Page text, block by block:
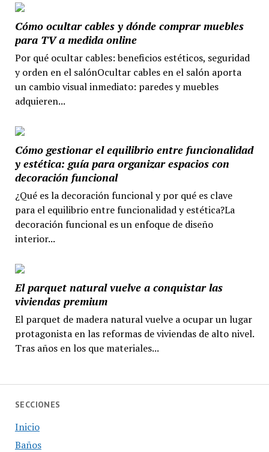
Cómo ocultar cables y dónde comprar muebles
para TV a medida online
Por qué ocultar cables: beneficios estéticos, seguridad
y orden en el salónOcultar cables en el salón aporta
un cambio visual inmediato: paredes y muebles
adquieren...
Cómo gestionar el equilibrio entre funcionalidad
y estética: guía para organizar espacios con
decoración funcional
¿Qué es la decoración funcional y por qué es clave
para el equilibrio entre funcionalidad y estética?La
decoración funcional es un enfoque de diseño
interior...
El parquet natural vuelve a conquistar las
viviendas premium
El parquet de madera natural vuelve a ocupar un lugar
protagonista en las reformas de viviendas de alto nivel.
Tras años en los que materiales...
SECCIONES
Inicio
Baños